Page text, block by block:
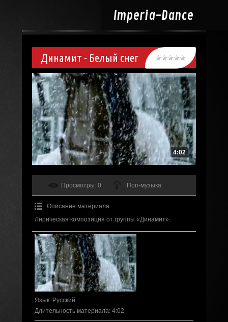
Imperia-Dance
Динамит - Белый снег
4:02
Просмотры: 0 Поп-музыка
Описание материала:
Лирическая композиция от группы «Динамит».
Язык: Русский
Длительность материала: 4:02